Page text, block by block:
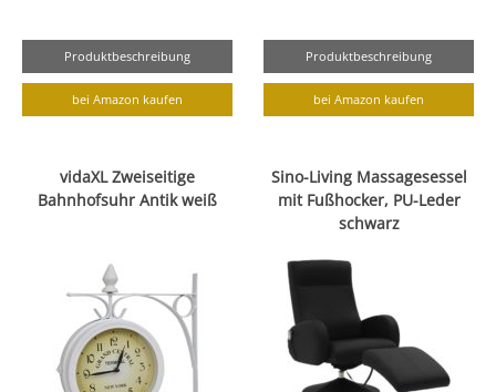
Produktbeschreibung
bei Amazon kaufen
Produktbeschreibung
bei Amazon kaufen
vidaXL Zweiseitige
Bahnhofsuhr Antik weiß
Sino-Living Massagesessel
mit Fußhocker, PU-Leder
schwarz